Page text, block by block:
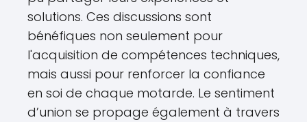
solutions. Ces discussions sont
bénéfiques non seulement pour
l'acquisition de compétences techniques,
mais aussi pour renforcer la confiance
en soi de chaque motarde. Le sentiment
d’union se propage également à travers